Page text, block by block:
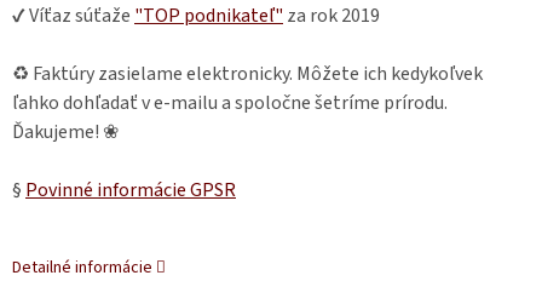
✔ Víťaz súťaže "TOP podnikateľ" za rok 2019
♻ Faktúry zasielame elektronicky. Môžete ich kedykoľvek
ľahko dohľadať v e-mailu a spoločne šetríme prírodu.
Ďakujeme! ❀
§ Povinné informácie GPSR
Detailné informácie